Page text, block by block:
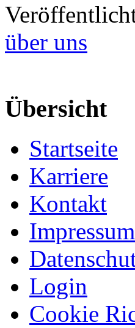
über uns
Übersicht
Startseite
Karriere
Kontakt
Impressum
Login
Cookie